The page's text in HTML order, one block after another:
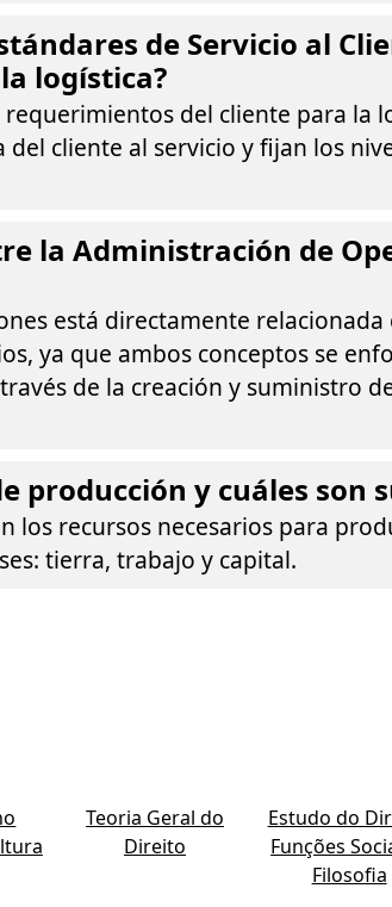
de Servicio al
logística?
del cliente para la
cliente al servicio y fijan los
la Administración de
está directamente relacionada
ya que ambos conceptos se
de la creación y suministro
producción y cuáles son
los recursos necesarios para
tierra, trabajo y capital.
Teoria Geral do
Direito
Estudo do
Funções
Filosofia